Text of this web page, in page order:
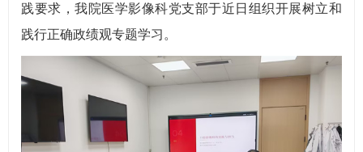
践要求，我院医学影像科党支部于近日组织开展树立和
践行正确政绩观专题学习。